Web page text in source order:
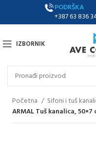
PODRŠKA
+387 63 836
IZBORNIK
Početna Sifoni i tuš
ARMAL Tuš kanalica, 50×7